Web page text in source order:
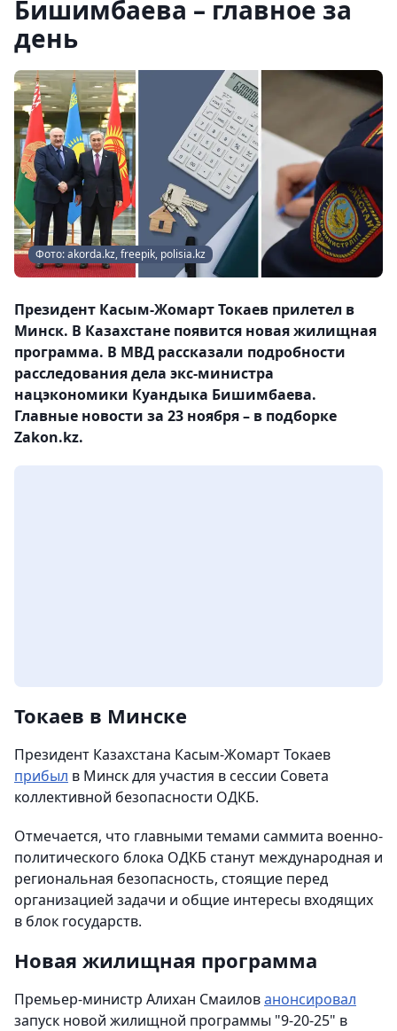
Бишимбаева – главное за
день
Фото: akorda.kz, freepik, polisia.kz
Президент Касым-Жомарт Токаев прилетел в
Минск. В Казахстане появится новая жилищная
программа. В МВД рассказали подробности
расследования дела экс-министра
нацэкономики Куандыка Бишимбаева.
Главные новости за 23 ноября – в подборке
Zakon.kz.
Токаев в Минске
Президент Казахстана Касым-Жомарт Токаев
прибыл в Минск для участия в сессии Совета
коллективной безопасности ОДКБ.
Отмечается, что главными темами саммита военно-
политического блока ОДКБ станут международная и
региональная безопасность, стоящие перед
организацией задачи и общие интересы входящих
в блок государств.
Новая жилищная программа
Премьер-министр Алихан Смаилованонсировал
запуск новой жилищной программы "9-20-25" в